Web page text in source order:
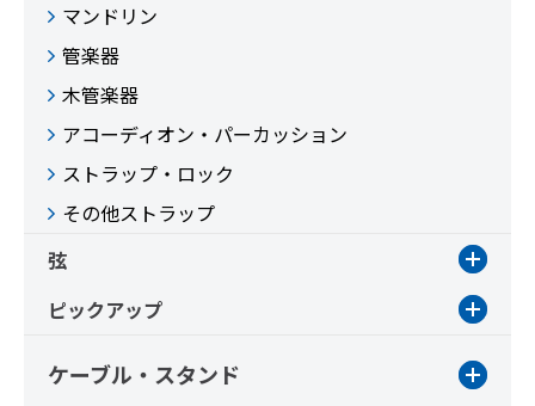
マンドリン
管楽器
木管楽器
アコーディオン・パーカッション
ストラップ・ロック
その他ストラップ
弦
ピックアップ
ケーブル・スタンド